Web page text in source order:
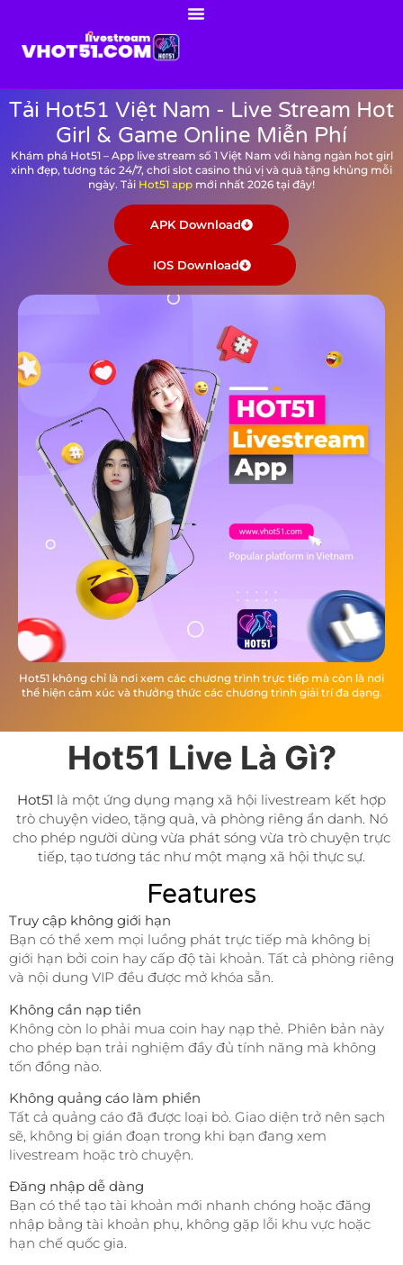
Tải Hot51 Việt Nam - Live Stream Hot
Girl & Game Online Miễn Phí
Khám phá Hot51 – App live stream số 1 Việt Nam với hàng ngàn hot girl
xinh đẹp, tương tác 24/7, chơi slot casino thú vị và quà tặng khủng mỗi
ngày. Tải Hot51 app mới nhất 2026 tại đây!
APK Download
IOS Download
Hot51 không chỉ là nơi xem các chương trình trực tiếp mà còn là nơi
thể hiện cảm xúc và thưởng thức các chương trình giải trí đa dạng.
Hot51 Live Là Gì?
Hot51 là một ứng dụng mạng xã hội livestream kết hợp
trò chuyện video, tặng quà, và phòng riêng ẩn danh. Nó
cho phép người dùng vừa phát sóng vừa trò chuyện trực
tiếp, tạo tương tác như một mạng xã hội thực sự.
Features
Truy cập không giới hạn
Bạn có thể xem mọi luồng phát trực tiếp mà không bị
giới hạn bởi coin hay cấp độ tài khoản. Tất cả phòng riêng
và nội dung VIP đều được mở khóa sẵn.
Không cần nạp tiền
Không còn lo phải mua coin hay nạp thẻ. Phiên bản này
cho phép bạn trải nghiệm đầy đủ tính năng mà không
tốn đồng nào.
Không quảng cáo làm phiền
Tất cả quảng cáo đã được loại bỏ. Giao diện trở nên sạch
sẽ, không bị gián đoạn trong khi bạn đang xem
livestream hoặc trò chuyện.
Đăng nhập dễ dàng
Bạn có thể tạo tài khoản mới nhanh chóng hoặc đăng
nhập bằng tài khoản phụ, không gặp lỗi khu vực hoặc
hạn chế quốc gia.